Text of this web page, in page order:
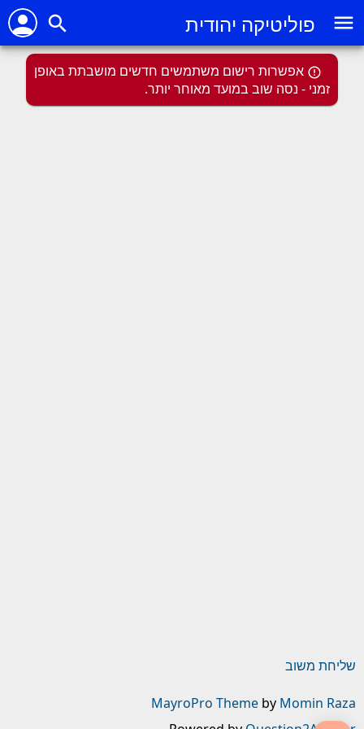
פוליטיקה יהודית menu
search
person
אפשרות רישום משתמשים חדשים מושבתת באופן
זמני - נסה שוב במועד מאוחר יותר.
שליחת משוב
MayroPro Theme by Momin Raza